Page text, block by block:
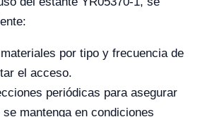
por tipo y frecuencia de
el acceso.
periódicas para asegurar
mantenga en condiciones